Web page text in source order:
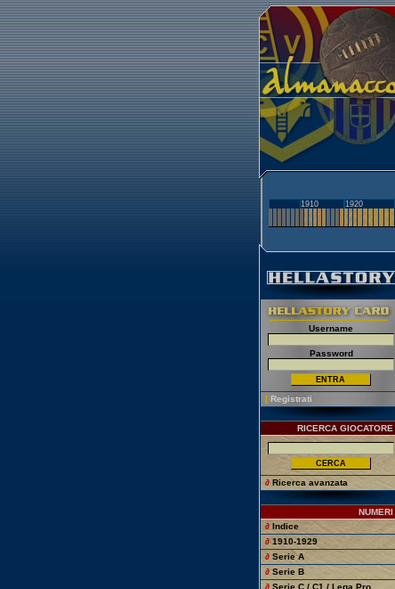
1910 1920
Username
Password
[ Registrati
RICERCA GIOCATORE
∂ Ricerca avanzata
NUMERI
∂ Indice
∂ 1910-1929
∂ Serie A
∂ Serie B
∂ Serie C / C1 / Lega Pro